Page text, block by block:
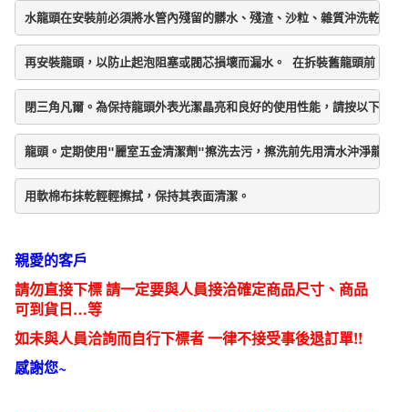
水龍頭在安裝前必須將水管內殘留的髒水、殘渣、沙粒、雜質沖洗乾淨後
再安裝龍頭，以防止起泡阻塞或閥芯損壞而漏水。 在拆裝舊龍頭前，請
閉三角凡爾。為保持龍頭外表光潔晶亮和良好的使用性能，請按以下方法
龍頭。定期使用"麗室五金清潔劑"擦洗去污，擦洗前先用清水沖淨龍頭表
用軟棉布抹乾輕輕擦拭，保持其表面清潔。
親愛的客戶
請勿直接下標 請一定要與人員接洽確定商品尺寸、商品
可到貨日…等
如未與人員洽詢而自行下標者 一律不接受事後退訂單!!
感謝您~